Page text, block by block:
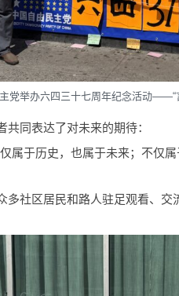
党举办六四三十七周年纪念活动——“
共同表达了对未来的期待：
属于历史，也属于未来；不仅
多社区居民和路人驻足观看、